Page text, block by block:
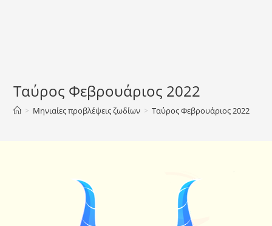
Ταύρος Φεβρουάριος 2022
> Μηνιαίες προβλέψεις ζωδίων > Ταύρος Φεβρουάριος 2022